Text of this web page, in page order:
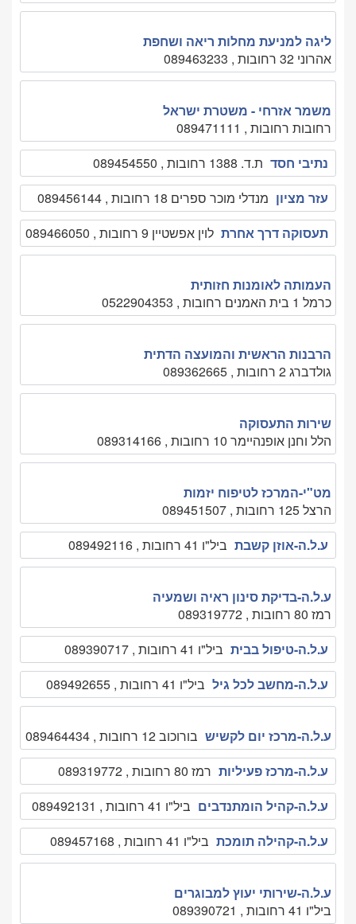
ליגה למניעת מחלות ריאה ושחפת
אהרוני 32 רחובות , 089463233
משמר אזרחי - משטרת ישראל
רחובות רחובות , 089471111
נתיבי חסד ת.ד. 1388 רחובות , 089454550
עזר מציון מנדלי מוכר ספרים 18 רחובות , 089456144
תעסוקה דרך אחרת לוין אפשטיין 9 רחובות , 089466050
העמותה לאומנות חזותית
כרמל 1 בית האמנים רחובות , 0522904353
הרבנות הראשית והמועצה הדתית
גולדברג 2 רחובות , 089362665
שירות התעסוקה
הלל וחנן אופנהיימר 10 רחובות , 089314166
מט"י-המרכז לטיפוח יזמות
הרצל 125 רחובות , 089451507
ע.ל.ה-אוזן קשבת ביל"ו 41 רחובות , 089492116
ע.ל.ה-בדיקת סינון ראיה ושמעיה
רמז 80 רחובות , 089319772
ע.ל.ה-טיפול בבית ביל"ו 41 רחובות , 089390717
ע.ל.ה-מחשב לכל גיל ביל"ו 41 רחובות , 089492655
ע.ל.ה-מרכז יום לקשיש בורוכוב 12 רחובות , 089464434
ע.ל.ה-מרכז פעיליות רמז 80 רחובות , 089319772
ע.ל.ה-קהיל הומתנדבים ביל"ו 41 רחובות , 089492131
ע.ל.ה-קהילה תומכת ביל"ו 41 רחובות , 089457168
ע.ל.ה-שירותי יעוץ למבוגרים
ביל"ו 41 רחובות , 089390721